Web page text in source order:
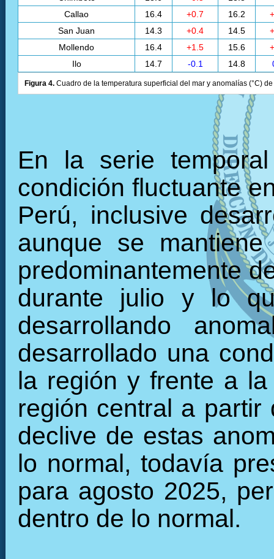
Callao
16.4 +0.7 16.2
San Juan
14.3 +0.4 14.5
Mollendo
16.4 +1.5 15.6
Ilo
14.7 -0.1 14.8
Figura 4. Cuadro de la temperatura superficial del mar y anomalías (°C)
En la serie
condición fluctuante
Perú, inclusive
aunque se
predominantemente
durante julio y lo
desarrollando
desarrollado una
la región y frente a
región central a
declive de estas
lo normal, todavía
para agosto 2025,
dentro de lo normal.